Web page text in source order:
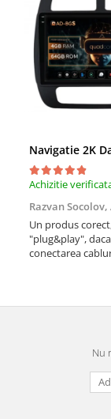
Achizitie
Razvan Socolov,
Un produs
"plug&play",
conectarea
indrumat pas cu
atras atentia ca
conectat cablul
Nu